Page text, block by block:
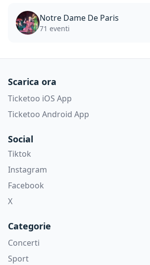
Notre Dame De Paris
71 eventi
Scarica ora
Ticketoo iOS App
Ticketoo Android App
Social
Tiktok
Instagram
Facebook
X
Categorie
Concerti
Sport